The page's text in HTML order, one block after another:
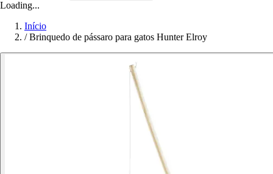
Loading...
Início
/ Brinquedo de pássaro para gatos Hunter Elroy